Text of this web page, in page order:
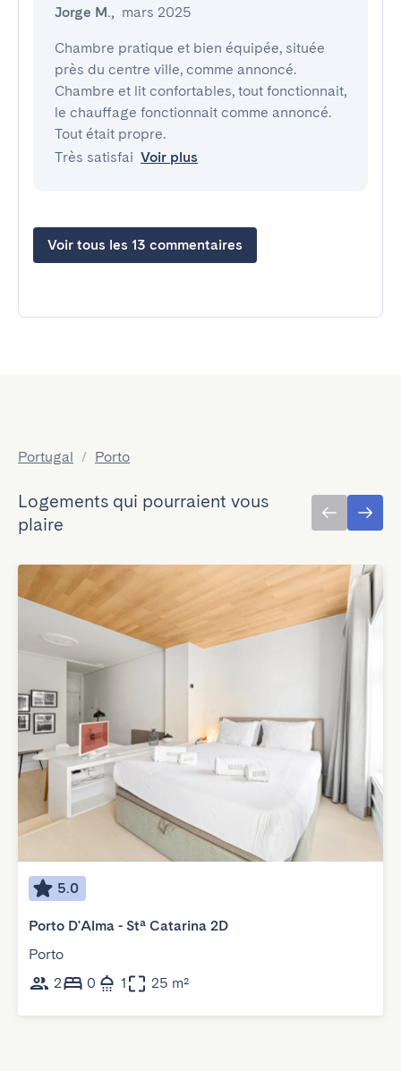
Jorge M., mars 2025
Chambre pratique et bien équipée, située
près du centre ville, comme annoncé.
Chambre et lit confortables, tout fonctionnait,
le chauffage fonctionnait comme annoncé.
Tout était propre.
Très satisfai Voir plus
Voir tous les 13 commentaires
Portugal / Porto
Logements qui pourraient vous
plaire
5.0
Porto D'Alma - Stª Catarina 2D
Porto
2
0 1 25 m²